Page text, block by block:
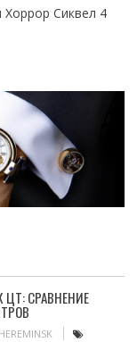
Хоррор Сиквел 4
ЦТ: СРАВНЕНИЕ